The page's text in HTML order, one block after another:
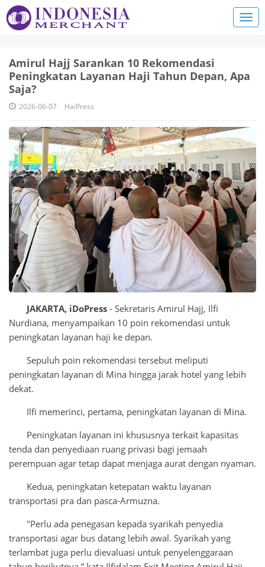
Amirul Hajj Sarankan 10 Rekomendasi
Peningkatan Layanan Haji Tahun Depan, Apa
Saja?
2026-06-07 HaiPress
JAKARTA, iDoPress - Sekretaris Amirul Hajj, Ilfi
Nurdiana, menyampaikan 10 poin rekomendasi untuk
peningkatan layanan haji ke depan.
Sepuluh poin rekomendasi tersebut meliputi
peningkatan layanan di Mina hingga jarak hotel yang lebih
dekat.
Ilfi memerinci, pertama, peningkatan layanan di Mina.
Peningkatan layanan ini khususnya terkait kapasitas
tenda dan penyediaan ruang privasi bagi jemaah
perempuan agar tetap dapat menjaga aurat dengan nyaman.
Kedua, peningkatan ketepatan waktu layanan
transportasi pra dan pasca-Armuzna.
"Perlu ada penegasan kepada syarikah penyedia
transportasi agar bus datang lebih awal. Syarikah yang
terlambat juga perlu dievaluasi untuk penyelenggaraan